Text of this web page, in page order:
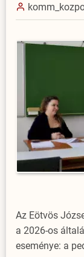
Az Eötvös
a 2026-os
eseménye: a